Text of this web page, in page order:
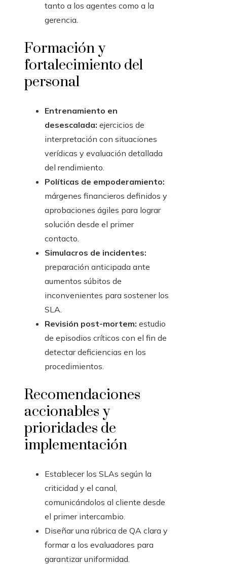
tanto a los agentes como a la
gerencia.
Formación y
fortalecimiento del
personal
Entrenamiento en
desescalada: ejercicios de
interpretación con situaciones
verídicas y evaluación detallada
del rendimiento.
Políticas de empoderamiento:
márgenes financieros definidos y
aprobaciones ágiles para lograr
solución desde el primer
contacto.
Simulacros de incidentes:
preparación anticipada ante
aumentos súbitos de
inconvenientes para sostener los
SLA.
Revisión post-mortem: estudio
de episodios críticos con el fin de
detectar deficiencias en los
procedimientos.
Recomendaciones
accionables y
prioridades de
implementación
Establecer los SLAs según la
criticidad y el canal,
comunicándolos al cliente desde
el primer intercambio.
Diseñar una rúbrica de QA clara y
formar a los evaluadores para
garantizar uniformidad.